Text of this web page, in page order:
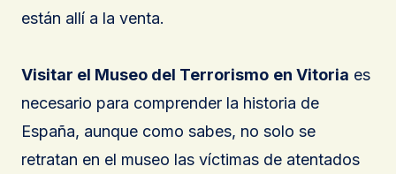
están allí a la venta.
Visitar el Museo del Terrorismo en Vitoria es
necesario para comprender la historia de
España, aunque como sabes, no solo se
retratan en el museo las víctimas de atentados